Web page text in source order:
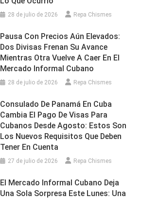
28 de julio de 2026 Repa Chismes
Pausa Con Precios Aún Elevados:
Dos Divisas Frenan Su Avance
Mientras Otra Vuelve A Caer En El
Mercado Informal Cubano
28 de julio de 2026 Repa Chismes
Consulado De Panamá En Cuba
Cambia El Pago De Visas Para
Cubanos Desde Agosto: Estos Son
Los Nuevos Requisitos Que Deben
Tener En Cuenta
27 de julio de 2026 Repa Chismes
El Mercado Informal Cubano Deja
Una Sola Sorpresa Este Lunes: Una